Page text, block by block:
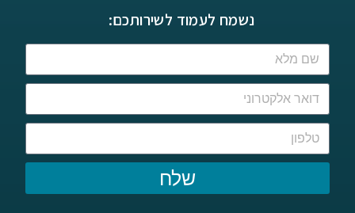
נשמח לעמוד לשירותכם:
שלח